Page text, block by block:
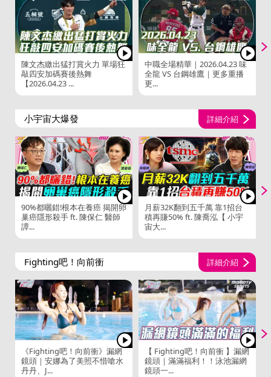
陳文杰繳出猛打賞火力 單場狂
敲四安加碼賽後熱舞
【2026.04.23 ...
中職全場精華｜2026.04.23 味
全龍 VS 台鋼雄鷹｜更多重播
更...
小宇宙大爆發 詳細介紹
90%都曬錯!根本在養癌 揭開卵
巢癌隱形殺手 ft. 陳保仁 醫師
譚...
月薪32K翻到五千萬 靠1招台
積再賺50% ft. 陳喬泓【 小宇
宙大...
Fighting吧！向前衝 詳細介紹
《Fighting吧！向前衝》漏網
鏡頭｜安娜為了美照不惜嗆水
丹丹、J...
【 Fighting吧！向前衝 】漏網
鏡頭｜滿滿福利！！泳池漏網
鏡頭一...